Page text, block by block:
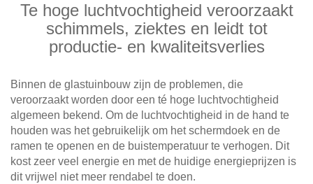
Te hoge luchtvochtigheid veroorzaakt
schimmels, ziektes en leidt tot
productie- en kwaliteitsverlies
Binnen de glastuinbouw zijn de problemen, die
veroorzaakt worden door een té hoge luchtvochtigheid
algemeen bekend. Om de luchtvochtigheid in de hand te
houden was het gebruikelijk om het schermdoek en de
ramen te openen en de buistemperatuur te verhogen. Dit
kost zeer veel energie en met de huidige energieprijzen is
dit vrijwel niet meer rendabel te doen.